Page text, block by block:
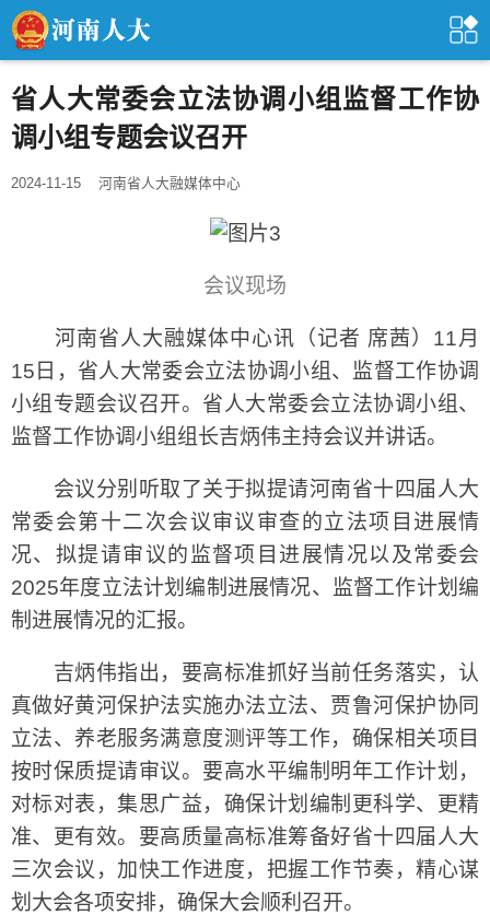
省人大常委会立法协调小组监督工作协
调小组专题会议召开
2024-11-15 河南省人大融媒体中心
会议现场
河南省人大融媒体中心讯（记者 席茜）11月
15日，省人大常委会立法协调小组、监督工作协调
小组专题会议召开。省人大常委会立法协调小组、
监督工作协调小组组长吉炳伟主持会议并讲话。
会议分别听取了关于拟提请河南省十四届人大
常委会第十二次会议审议审查的立法项目进展情
况、拟提请审议的监督项目进展情况以及常委会
2025年度立法计划编制进展情况、监督工作计划编
制进展情况的汇报。
吉炳伟指出，要高标准抓好当前任务落实，认
真做好黄河保护法实施办法立法、贾鲁河保护协同
立法、养老服务满意度测评等工作，确保相关项目
按时保质提请审议。要高水平编制明年工作计划，
对标对表，集思广益，确保计划编制更科学、更精
准、更有效。要高质量高标准筹备好省十四届人大
三次会议，加快工作进度，把握工作节奏，精心谋
划大会各项安排，确保大会顺利召开。